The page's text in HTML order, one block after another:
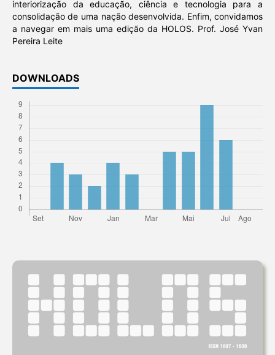
interiorização da educação, ciência e tecnologia para a
consolidação de uma nação desenvolvida. Enfim, convidamos
a navegar em mais uma edição da HOLOS. Prof. José Yvan
Pereira Leite
DOWNLOADS